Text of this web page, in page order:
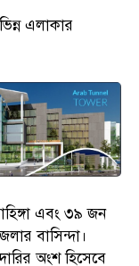
এলাকার
এবং ৩৯ জন
বাসিন্দা।
অংশ হিসেবে